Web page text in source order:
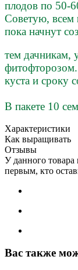
плодов по 50-
Советую, всем
пока начнут
тем дачникам,
фитофторозом.
куста и сроку
В пакете 10
Характеристики
Как выращивать
Отзывы
У данного товара
первым, кто
Вас также